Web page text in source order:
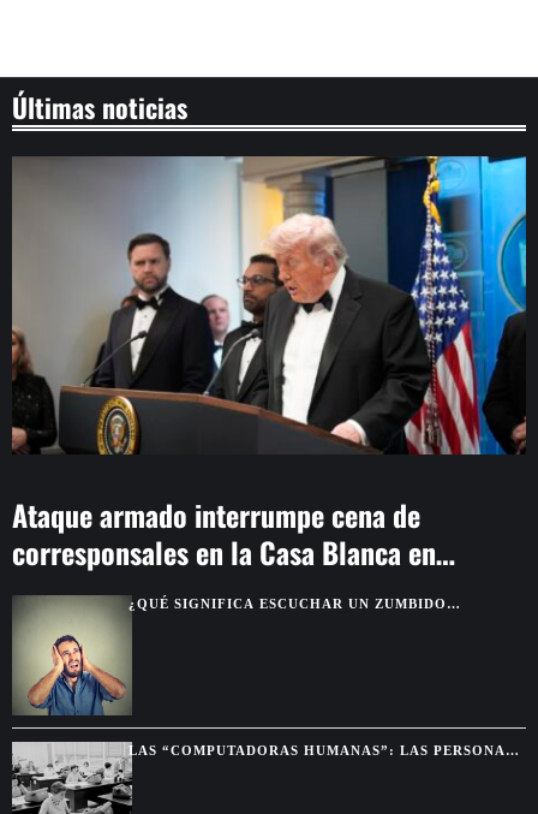
Últimas noticias
Ataque armado interrumpe cena de
corresponsales en la Casa Blanca en
Washington¿QUÉ SIGNIFICA ESCUCHAR UN ZUMBIDO
LAS “COMPUTADORAS HUMANAS”: LAS PERSONAS
QUE HACÍAN LOS CÁLCULOS ANTES DE LAS
COMPUTADORAS